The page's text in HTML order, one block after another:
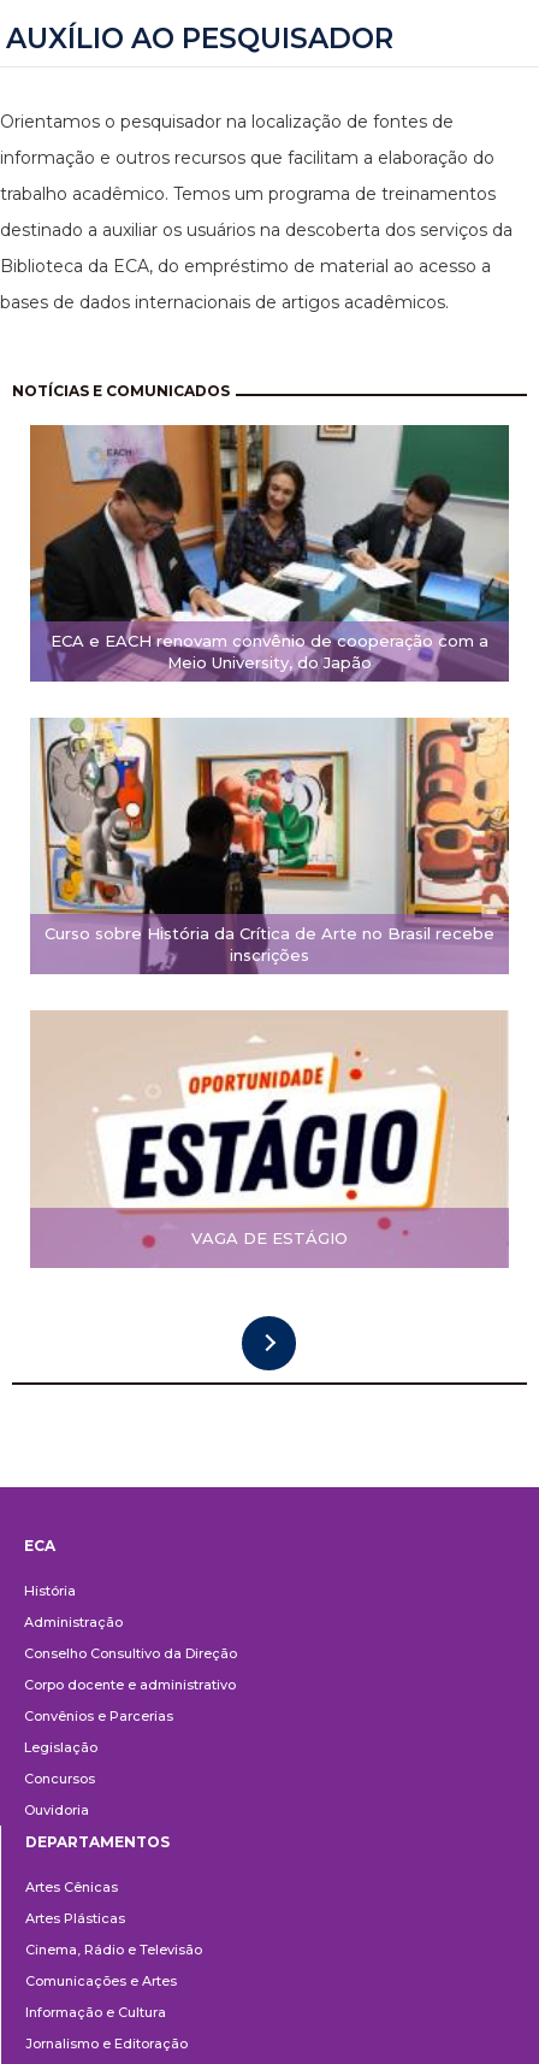
AUXÍLIO AO PESQUISADOR
Orientamos o pesquisador na localização de fontes de
informação e outros recursos que facilitam a elaboração do
trabalho acadêmico. Temos um programa de treinamentos
destinado a auxiliar os usuários na descoberta dos serviços da
Biblioteca da ECA, do empréstimo de material ao acesso a
bases de dados internacionais de artigos acadêmicos.
NOTÍCIAS E COMUNICADOS
ECA e EACH renovam convênio de cooperação com a
Meio University, do Japão
Curso sobre História da Crítica de Arte no Brasil recebe
inscrições
VAGA DE ESTÁGIO
Paginação
ECA
História
Administração
Conselho Consultivo da Direção
Corpo docente e administrativo
Convênios e Parcerias
Legislação
Concursos
Ouvidoria
DEPARTAMENTOS
Artes Cênicas
Artes Plásticas
Cinema, Rádio e Televisão
Comunicações e Artes
Informação e Cultura
Jornalismo e Editoração